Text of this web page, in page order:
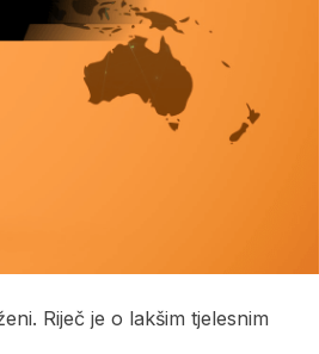
Riječ je o lakšim tjelesnim